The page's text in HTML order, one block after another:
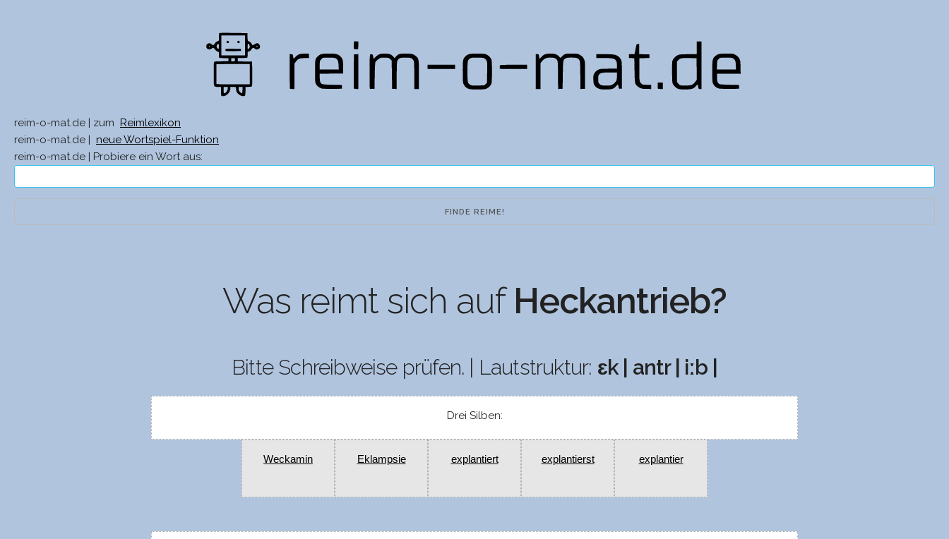
reim-o-mat.de | zum
Reimlexikon
reim-o-mat.de |
neue Wortspiel-Funktion
reim-o-mat.de | Probiere ein Wort aus:
Was reimt sich auf Heckantrieb?
Bitte Schreibweise prüfen. | Lautstruktur: ɛk | antr | iːb |
Drei Silben:
Weckamin Eklampsie explantiert explantierst explantier